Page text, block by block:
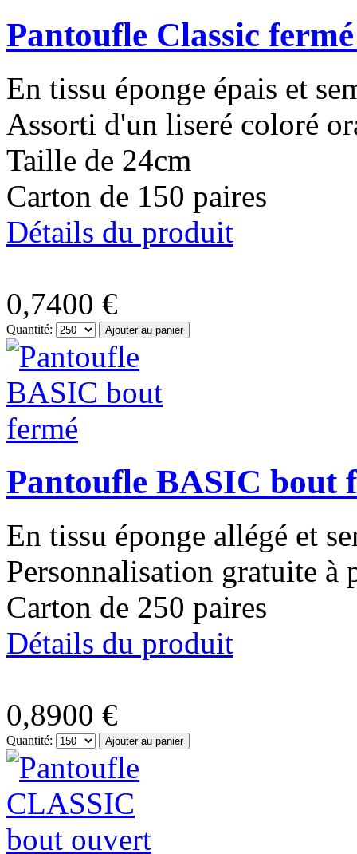
Pantoufle Classic
En tissu éponge épais et
Assorti d'un liseré coloré
Taille de 24cm
Carton de 150 paires
Détails du produit
0,7400 €
Quantité:
Pantoufle BASIC bout
En tissu éponge allégé et
Personnalisation gratuite à
Carton de 250 paires
Détails du produit
0,8900 €
Quantité: